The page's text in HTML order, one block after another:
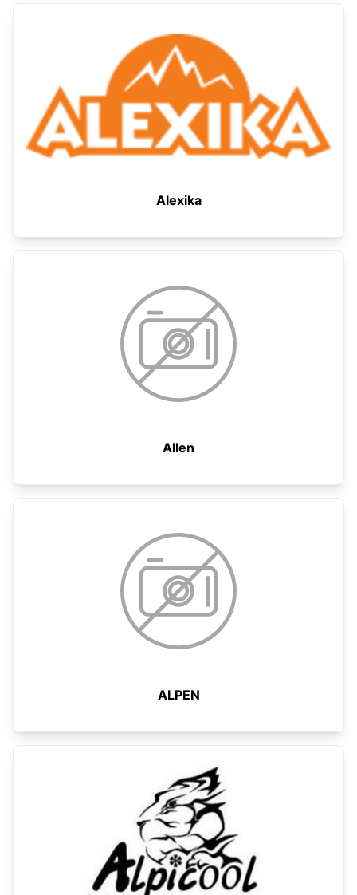
Alexika
Allen
ALPEN